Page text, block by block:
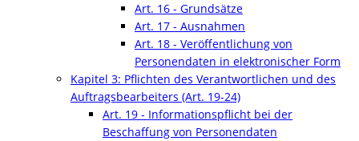
Art. 16 - Grundsätze
Art. 17 - Ausnahmen
Art. 18 - Veröffentlichung von
Personendaten in elektronischer Form
Kapitel 3: Pflichten des Verantwortlichen und des
Auftragsbearbeiters (Art. 19-24)
Art. 19 - Informationspflicht bei der
Beschaffung von Personendaten